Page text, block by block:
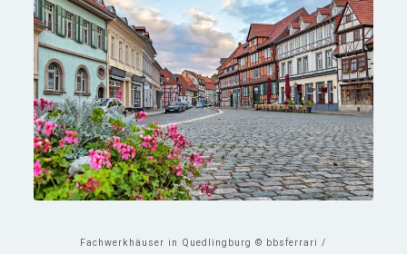
Fachwerkhäuser in Quedlingburg © bbsferrari /